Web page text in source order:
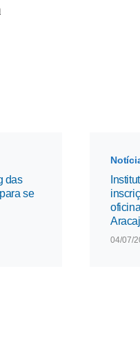
das
se
04/07/